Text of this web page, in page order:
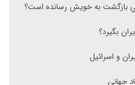
بازگشت به خویش رسانده است؟
بگیرد؟
و اسرائیل
جهانی